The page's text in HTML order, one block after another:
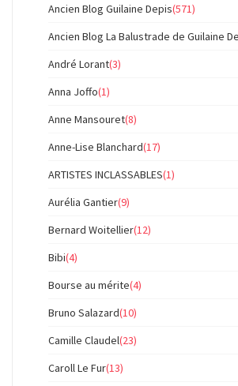
Ancien Blog Guilaine Depis(571)
Ancien Blog La Balustrade de Guilaine
André Lorant(3)
Anna Joffo(1)
Anne Mansouret(8)
Anne-Lise Blanchard(17)
ARTISTES INCLASSABLES(1)
Aurélia Gantier(9)
Bernard Woitellier(12)
Bibi(4)
Bourse au mérite(4)
Bruno Salazard(10)
Camille Claudel(23)
Caroll Le Fur(13)